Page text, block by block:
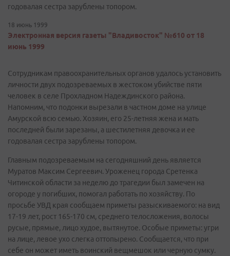
годовалая сестра зарублены топором.
18 июнь 1999
Электронная версия газеты "Владивосток" №610 от 18
июнь 1999
Сотрудникам правоохранительных органов удалось установить
личности двух подозреваемых в жестоком убийстве пяти
человек в селе Прохладном Надеждинского района.
Напомним, что подонки вырезали в частном доме на улице
Амурской всю семью. Хозяин, его 25-летняя жена и мать
последней были зарезаны, а шестилетняя девочка и ее
годовалая сестра зарублены топором.
Главным подозреваемым на сегодняшний день является
Муратов Максим Сергеевич. Уроженец города Сретенка
Читинской области за неделю до трагедии был замечен на
огороде у погибших, помогал работать по хозяйству. По
просьбе УВД края сообщаем приметы разыскиваемого: на вид
17-19 лет, рост 165-170 см, среднего телосложения, волосы
русые, прямые, лицо худое, вытянутое. Особые приметы: угри
на лице, левое ухо слегка оттопырено. Сообщается, что при
себе он может иметь воинский вещмешок или черную сумку.